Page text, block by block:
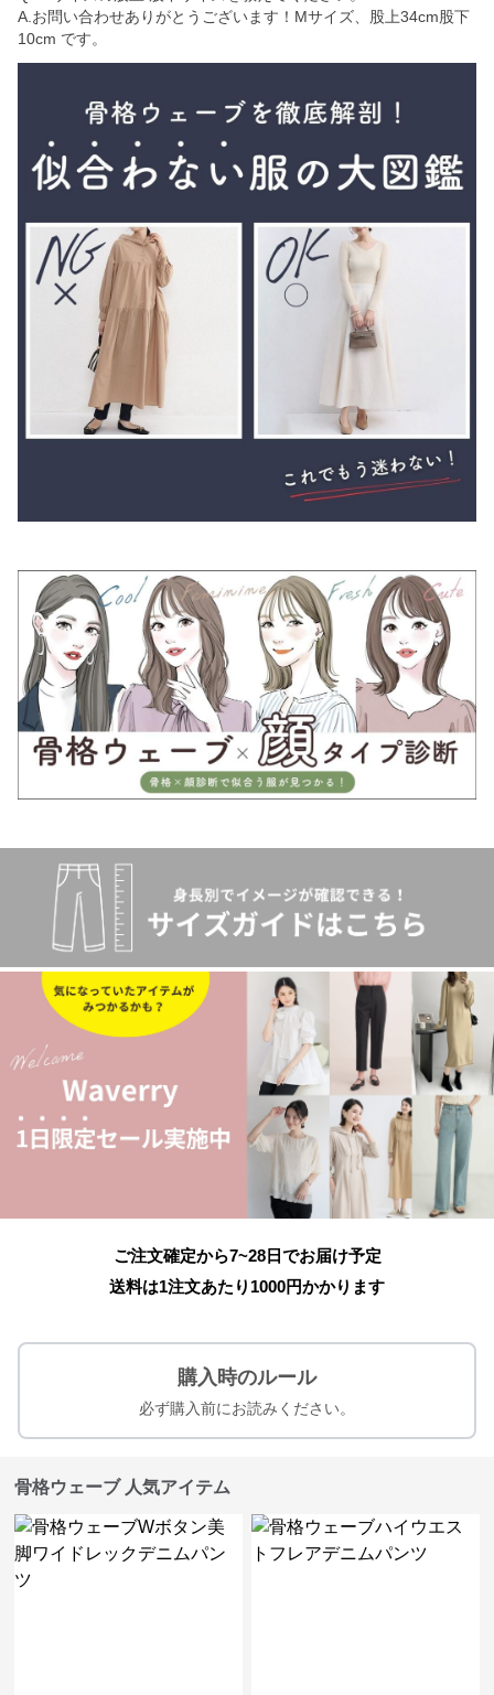
A.お問い合わせありがとうございます！Mサイズ、股上34cm股下
ご注文確定から7~28日でお届け予定
送料は1注文あたり 1000円かかります
購入時のルール
必ず購入前にお読みください。
骨格ウェーブ 人気アイテム